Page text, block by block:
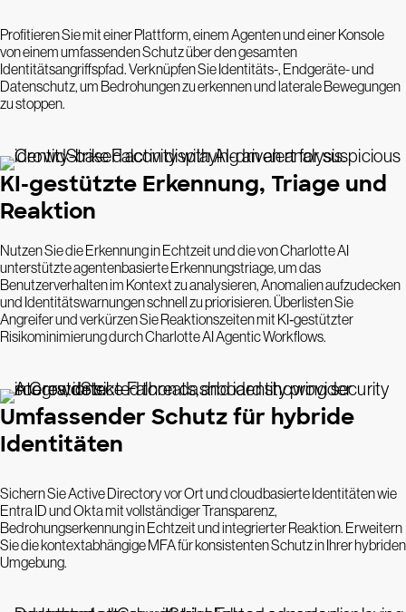
Profitieren Sie mit einer Plattform, einem Agenten und einer Konsole
von einem umfassenden Schutz über den gesamten
Identitätsangriffspfad. Verknüpfen Sie Identitäts-, Endgeräte- und
Datenschutz, um Bedrohungen zu erkennen und laterale Bewegungen
zu stoppen.
KI-gestützte Erkennung, Triage und
Reaktion
Nutzen Sie die Erkennung in Echtzeit und die von Charlotte AI
unterstützte agentenbasierte Erkennungstriage, um das
Benutzerverhalten im Kontext zu analysieren, Anomalien aufzudecken
und Identitätswarnungen schnell zu priorisieren. Überlisten Sie
Angreifer und verkürzen Sie Reaktionszeiten mit KI‑gestützter
Risikominimierung durch Charlotte AI Agentic Workflows.
Umfassender Schutz für hybride
Identitäten
Sichern Sie Active Directory vor Ort und cloudbasierte Identitäten wie
Entra ID und Okta mit vollständiger Transparenz,
Bedrohungserkennung in Echtzeit und integrierter Reaktion. Erweitern
Sie die kontextabhängige MFA für konsistenten Schutz in Ihrer hybriden
Umgebung.